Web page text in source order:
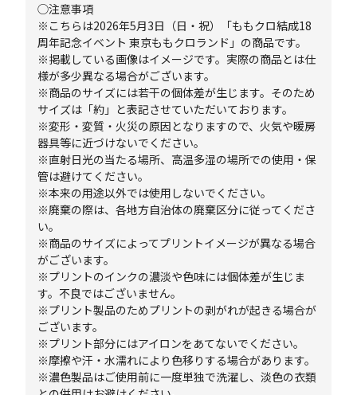
◯注意事項
※こちらは2026年5月3日（日・祝）「ももクロ結成18
周年記念イベント 東京ももクロランド」の商品です。
※掲載している画像はイメージです。実際の商品とは仕
様が多少異なる場合がございます。
※商品のサイズには若干の個体差が生じます。そのため
サイズは「約」と表記させていただいております。
※変形・変質・火災の原因となりますので、火気や暖房
器具等に近づけないでください。
※直射日光の当たる場所、高温多湿の場所での使用・保
管は避けてください。
※本来の用途以外では使用しないでください。
※廃棄の際は、各地方自治体の廃棄区分に従ってくださ
い。
※商品のサイズによってプリントイメージが異なる場合
がございます。
※プリントのインクの濃淡や色味には個体差が生じま
す。不良ではございません。
※プリント製品のためプリントの剥がれが起きる場合が
ございます。
※プリント部分にはアイロンをあてないでください。
※摩擦や汗・水濡れにより色移りする場合があります。
※濃色製品はご使用前に一度単独で洗濯し、淡色の衣類